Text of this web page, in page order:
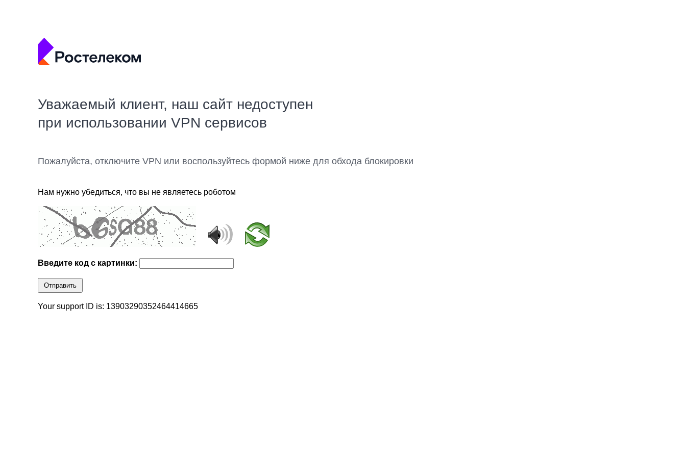
Уважаемый клиент, наш сайт недоступен
при использовании VPN сервисов
Пожалуйста, отключите VPN или воспользуйтесь формой ниже для обхода блокировки
Нам нужно убедиться, что вы не являетесь роботом
Введите код с картинки:
Отправить
Your support ID is: 13903290352464414665